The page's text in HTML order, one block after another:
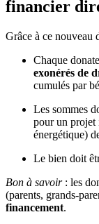
financier
Grâce à ce nouveau
Chaque
exonérés de
cumulés par
Les sommes
pour un projet
énergétique)
Le bien doit
Bon à savoir : les
(parents, grands-
financement.